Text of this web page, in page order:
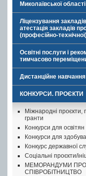
Миколаївської області
Ліцензування
атестація закладів
(професійно-
Освітні послуги і
тимчасово
Дистанційне навчання
КОНКУРСИ. ПРОЄКТИ
Міжнародні проєкти,
гранти
Конкурси для освітян
Конкурси для
Конкурс державної
Соціальні проєкти/
МЕМОРАНДУМИ ПРО
СПІВРОБІТНИЦТВО